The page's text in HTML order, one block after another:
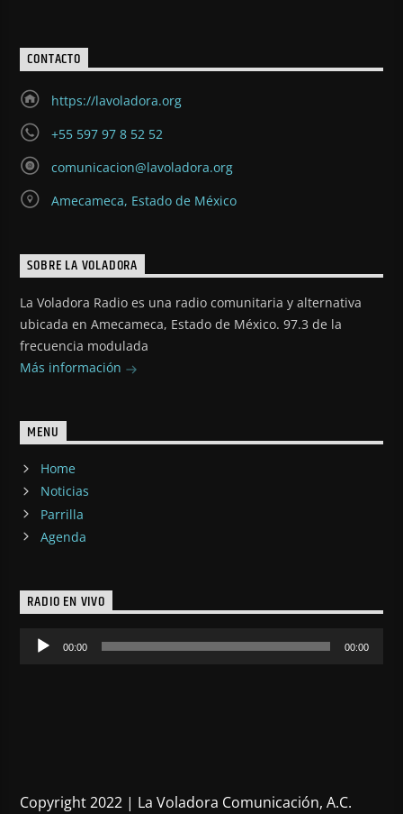
CONTACTO
https://lavoladora.org
+55 597 97 8 52 52
comunicacion@lavoladora.org
Amecameca, Estado de México
SOBRE LA VOLADORA
La Voladora Radio es una radio comunitaria y alternativa
ubicada en Amecameca, Estado de México. 97.3 de la
frecuencia modulada
Más información
MENU
Home
Noticias
Parrilla
Agenda
RADIO EN VIVO
Reproductor
00:00 00:00
Copyright 2022 | La Voladora Comunicación, A.C.